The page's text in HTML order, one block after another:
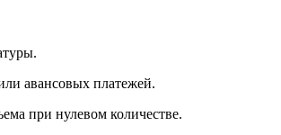
авансовых платежей.
при нулевом количестве.